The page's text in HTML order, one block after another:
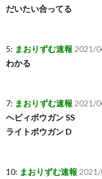
だいたい合ってる
5: まおりずむ速報 2021/
わかる
7: まおりずむ速報 2021/
ヘビィボウガン SS
ライトボウガン D
10: まおりずむ速報